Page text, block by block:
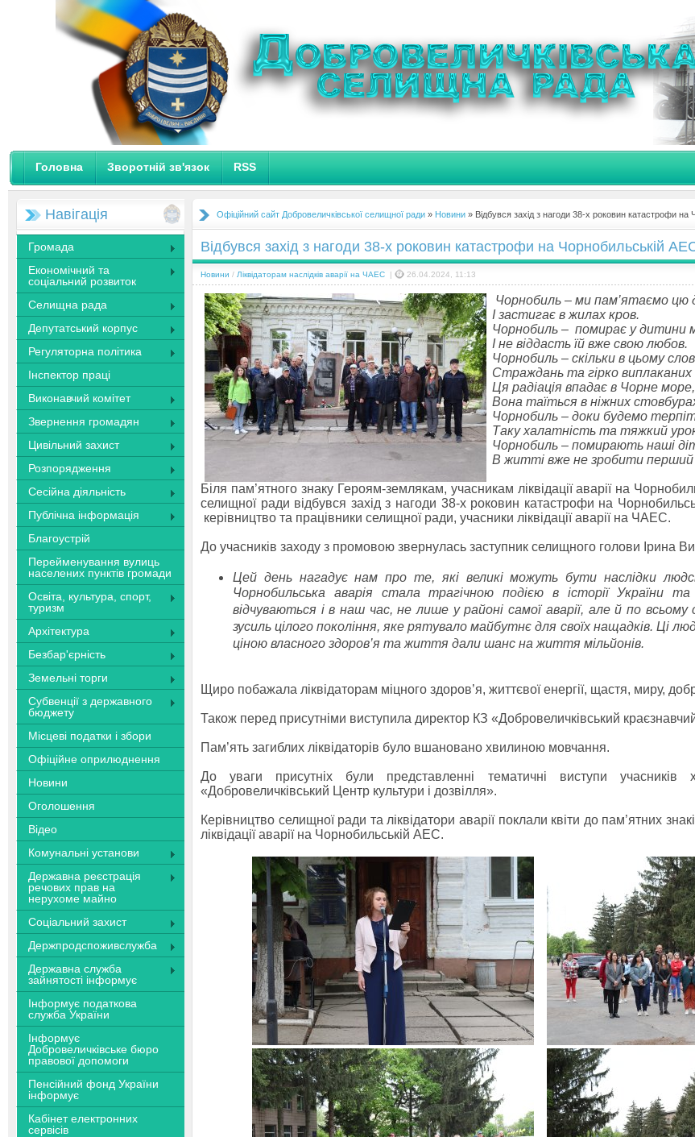
Головна Зворотній зв'язок RSS
Навігація
Громада
Економічний та
соціальний розвиток
Селищна рада
Депутатський корпус
Регуляторна політика
Інспектор праці
Виконавчий комітет
Звернення громадян
Цивільний захист
Розпорядження
Сесійна діяльність
Публічна інформація
Благоустрій
Перейменування вулиць
населених пунктів громади
Освіта, культура, спорт,
туризм
Архітектура
Безбар'єрність
Земельні торги
Субвенції з державного
бюджету
Місцеві податки і збори
Офіційне оприлюднення
Новини
Оголошення
Відео
Комунальні установи
Державна реєстрація
речових прав на
нерухоме майно
Соціальний захист
Держпродспоживслужба
Державна служба
зайнятості інформує
Інформує податкова
служба України
Інформує
Добровеличківське бюро
правової допомоги
Пенсійний фонд України
інформує
Кабінет електронних
сервісів
Офіційний сайт Добровеличківської селищної ради » Новини » Відбувся захід з нагоди 38-х роковин катастрофи на
Відбувся захід з нагоди 38-х роковин катастрофи на Чорнобильській
Новини / Ліквідаторам наслідків аварії на ЧАЕС | 26.04.2024, 11:13
Чорнобиль – ми пам’ятаємо цю
І застигає в жилах кров.
Чорнобиль – помирає у дитини
І не віддасть їй вже свою любов.
Чорнобиль – скільки в цьому
Страждань та гірко виплаканих
Ця радіація впадає в Чорне море,
Вона таїться в ніжних
Чорнобиль – доки будемо
Таку халатність та тяжкий
Чорнобиль – помирають наші
В житті вже не зробити перший
Біля пам’ятного знаку Героям-землякам, учасникам ліквідації аварії на
селищної ради відбувся захід з нагоди 38-х роковин катастрофи на
керівництво та працівники селищної ради, учасники ліквідації аварії на ЧАЕС.
До учасників заходу з промовою звернулась заступник селищного голови Ірина
Цей день нагадує нам про те, які великі можуть бути наслідки
Чорнобильська аварія стала трагічною подією в історії України
відчуваються і в наш час, не лише у районі самої аварії, але й по всьому
зусиль цілого покоління, яке рятувало майбутнє для своїх нащадків. Ці
ціною власного здоров’я та життя дали шанс на життя мільйонів.
Щиро побажала ліквідаторам міцного здоров’я, життєвої енергії, щастя, миру,
Також перед присутніми виступила директор КЗ «Добровеличківський
Пам’ять загиблих ліквідаторів було вшановано хвилиною мовчання.
До уваги присутніх були представленні тематичні виступи учасників
«Добровеличківський Центр культури і дозвілля».
Керівництво селищної ради та ліквідатори аварії поклали квіти до пам’ятних
ліквідації аварії на Чорнобильській АЕС.